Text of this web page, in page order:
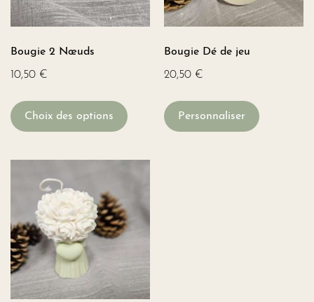
Bougie 2 Nœuds
10,50 €
Choix des options
Bougie Dé de jeu
20,50 €
Personnaliser